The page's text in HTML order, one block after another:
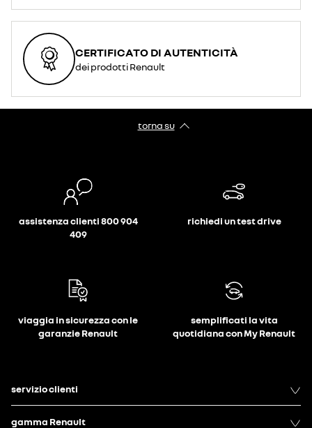
CERTIFICATO DI AUTENTICITÀ
dei prodotti Renault
torna su
assistenza clienti 800 904
409
richiedi un test drive
viaggia in sicurezza con le
garanzie Renault
semplificati la vita
quotidiana con My Renault
servizio clienti
gamma Renault